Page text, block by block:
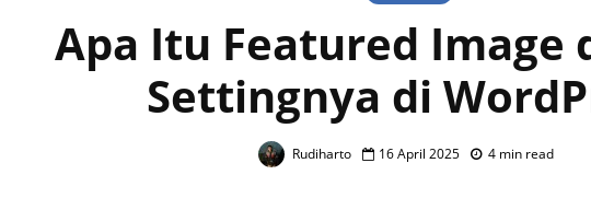
Apa Itu Featured Image
Settingnya di
Rudiharto 16 April 2025 4 min read